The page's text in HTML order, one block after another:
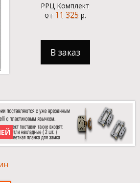
РРЦ Комплект
от 11 325р.
В заказ